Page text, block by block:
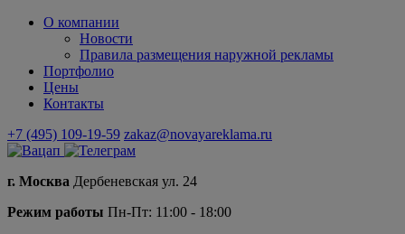
О компании
Новости
Правила размещения наружной рекламы
Портфолио
Цены
Контакты
+7 (495) 109-19-59 zakaz@novayareklama.ru
г. Москва Дербеневская ул. 24
Режим работы Пн-Пт: 11:00 - 18:00